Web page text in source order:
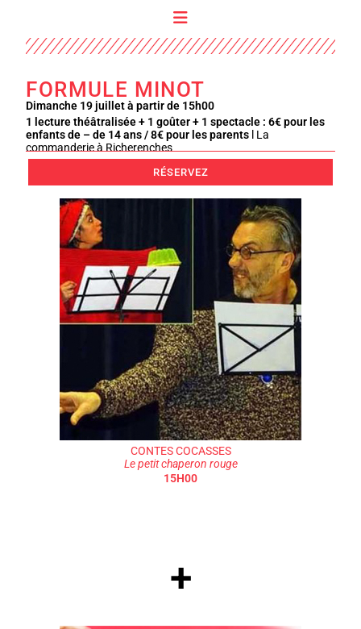
FORMULE MINOT
Dimanche 19 juillet à partir de 15h00
1 lecture théâtralisée + 1 goûter + 1 spectacle : 6€ pour les
enfants de – de 14 ans / 8€ pour les parents
La
commanderie à Richerenches
RÉSERVEZ
CONTES COCASSES
Le petit chaperon rouge
15H00
+